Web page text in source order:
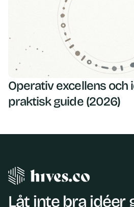
Operativ excellens och
praktisk guide (2026)
Låt inte bra idéer